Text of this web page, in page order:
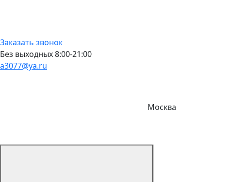
Заказать звонок
Без выходных 8:00-21:00
a3077@ya.ru
Москва